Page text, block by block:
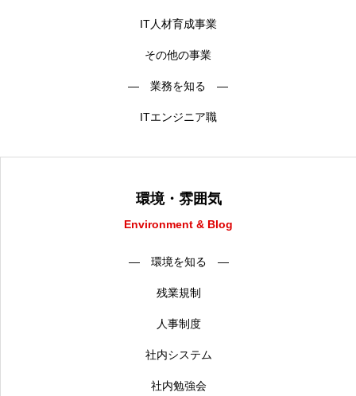
IT人材育成事業
その他の事業
― 業務を知る ―
ITエンジニア職
環境・雰囲気
Environment & Blog
― 環境を知る ―
残業規制
人事制度
社内システム
社内勉強会